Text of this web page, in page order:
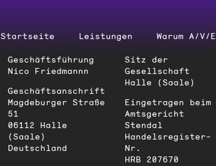
Startseite Leistungen Warum A/‌V/‌E
Geschäftsführung
Nico Friedmannn
Geschäftsanschrift
Magdeburger Straße
51
06112 Halle
(Saale)
Deutschland
Sitz der
Gesellschaft
Halle (Saale)
Eingetragen beim
Amtsgericht
Stendal
Handelsregister-
Nr.
HRB 207670